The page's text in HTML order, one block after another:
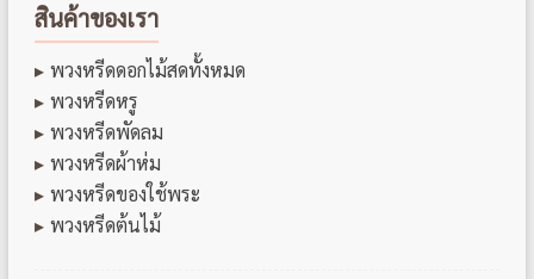
สินค้าของเรา
พวงหรีดดอกไม้สดทั้งหมด
พวงหรีดหรู
พวงหรีดพัดลม
พวงหรีดผ้าห่ม
พวงหรีดของใช้พระ
พวงหรีดต้นไม้